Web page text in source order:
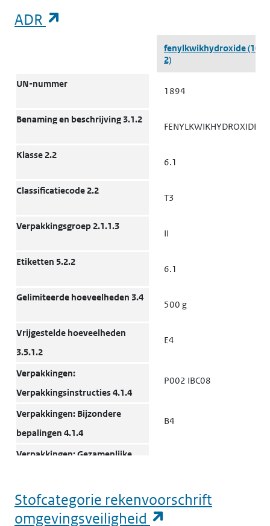
ADR
fenylkwikhydroxide
2)
UN-nummer
1894
Benaming en beschrijving 3.1.2
FENYLKWIKHYDROXIDE
Klasse 2.2
6.1
Classificatiecode 2.2
T3
Verpakkingsgroep 2.1.1.3
II
Etiketten 5.2.2
6.1
Gelimiteerde hoeveelheden 3.4
500 g
Vrijgestelde hoeveelheden
3.5.1.2
E4
Verpakkingen:
Verpakkingsinstructies 4.1.4
P002 IBC08
Verpakkingen: Bijzondere
bepalingen 4.1.4
B4
Verpakkingen: Gezamenlijke
Transporttanks en
bulkcontainers: Instructies
T3
Stofcategorie rekenvoorschrift
omgevingsveiligheid